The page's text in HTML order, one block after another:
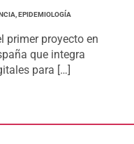
EPIDEMIOLOGÍA
primer proyecto en
que integra
para […]